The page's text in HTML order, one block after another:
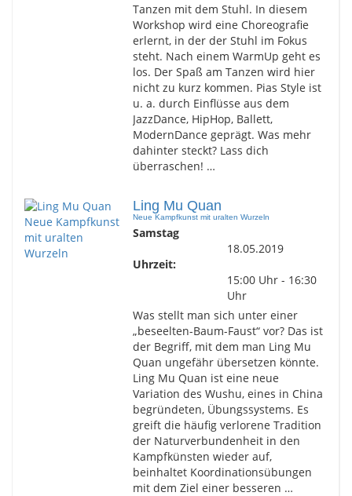
Tanzen mit dem Stuhl. In diesem
Workshop wird eine Choreografie
erlernt, in der der Stuhl im Fokus
steht. Nach einem WarmUp geht es
los. Der Spaß am Tanzen wird hier
nicht zu kurz kommen. Pias Style ist
u. a. durch Einflüsse aus dem
JazzDance, HipHop, Ballett,
ModernDance geprägt. Was mehr
dahinter steckt? Lass dich
überraschen! …
Ling Mu Quan
Neue Kampfkunst mit uralten Wurzeln
Samstag
18.05.2019
Uhrzeit:
15:00 Uhr - 16:30
Uhr
Was stellt man sich unter einer
„beseelten-Baum-Faust“ vor? Das ist
der Begriff, mit dem man Ling Mu
Quan ungefähr übersetzen könnte.
Ling Mu Quan ist eine neue
Variation des Wushu, eines in China
begründeten, Übungssystems. Es
greift die häufig verlorene Tradition
der Naturverbundenheit in den
Kampfkünsten wieder auf,
beinhaltet Koordinationsübungen
mit dem Ziel einer besseren …